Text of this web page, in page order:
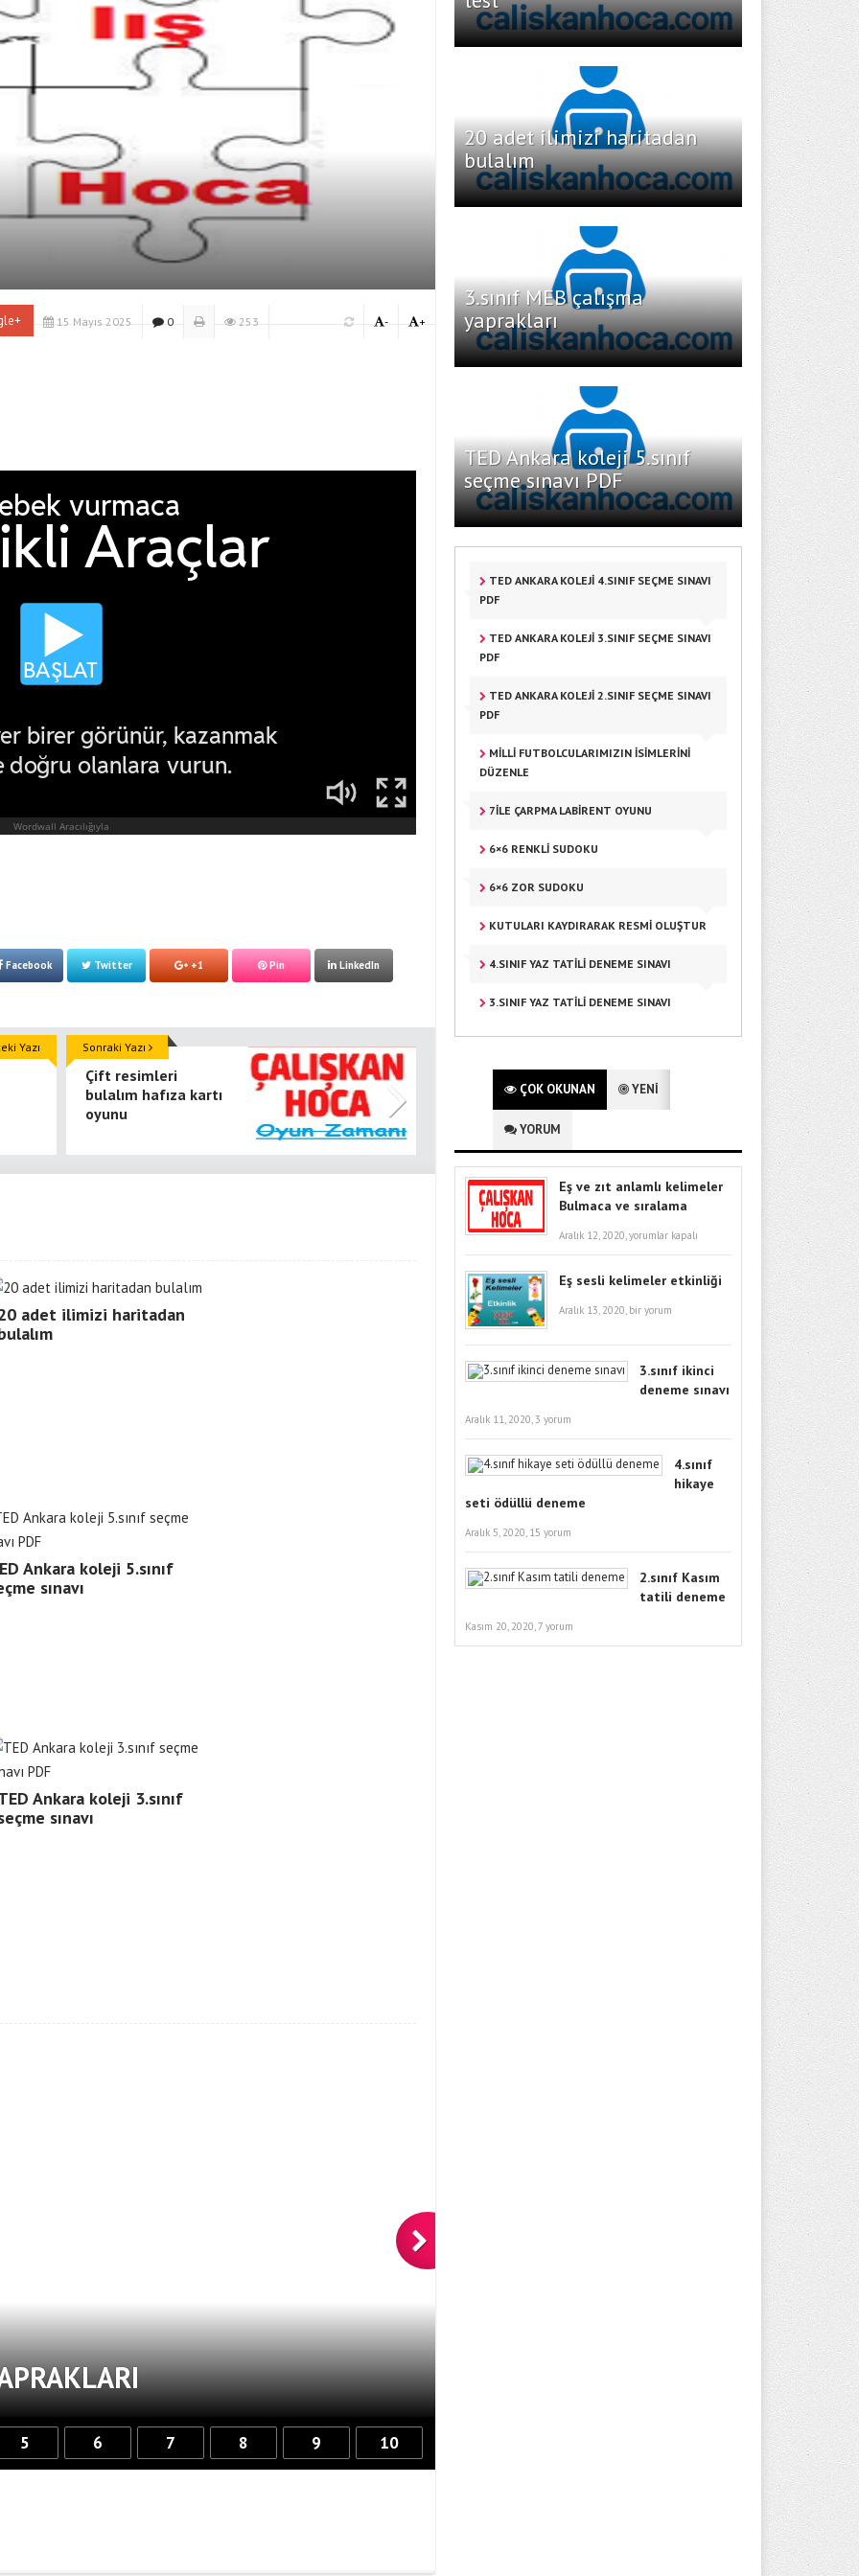
15 Mayıs 2025 0 253 +
-
Facebook Twitter +1 Pin LinkedIn
Yazı
Çift resimleri
bulalım hafıza kartı
oyunu
Sonraki Yazı
adet ilimizi haritadan
Ankara koleji 5.sınıf
sınavı
Ankara koleji 3.sınıf
sınavı
TED ANKARA KOLEJI 5.SINIF
5 6 7 8 9 10
20 adet ilimizi haritadan
bulalım
3.sınıf MEB çalışma
yaprakları
TED Ankara koleji 5.sınıf
seçme sınavı PDF
TED ANKARA KOLEJI 4.SINIF SEÇME SINAVI
PDF
TED ANKARA KOLEJI 3.SINIF SEÇME SINAVI
PDF
TED ANKARA KOLEJI 2.SINIF SEÇME SINAVI
PDF
MILLI FUTBOLCULARIMIZIN ISIMLERINI
DÜZENLE
7ILE ÇARPMA LABIRENT OYUNU
6×6 RENKLI SUDOKU
6×6 ZOR SUDOKU
KUTULARI KAYDIRARAK RESMI OLUŞTUR
4.SINIF YAZ TATİLİ DENEME SINAVI
3.SINIF YAZ TATILI DENEME SINAVI
ÇOK OKUNAN YENİ
YORUM
Eş ve zıt anlamlı kelimeler
Bulmaca ve sıralama
Aralık 12, 2020,yorumlar kapalı
Eş sesli kelimeler etkinliği
Aralık 13, 2020, bir yorum
3.sınıf ikinci
deneme sınavı
Aralık 11, 2020, 3 yorum
4.sınıf
hikaye
seti ödüllü deneme
Aralık 5, 2020, 15 yorum
2.sınıf Kasım
tatili deneme
Kasım 20, 2020,7 yorum